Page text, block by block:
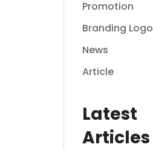
Promotion
Branding Logo
News
Article
Latest
Articles